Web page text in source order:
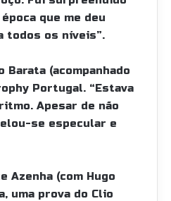
que me deu
todos os níveis”.
(acompanhado
Portugal. “Estava
Apesar de não
se especular e
Azenha (com Hugo
uma prova do Clio